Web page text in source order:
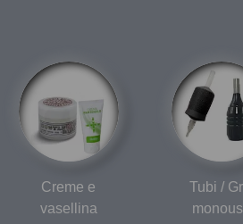
Creme e
vasellina
Tubi /